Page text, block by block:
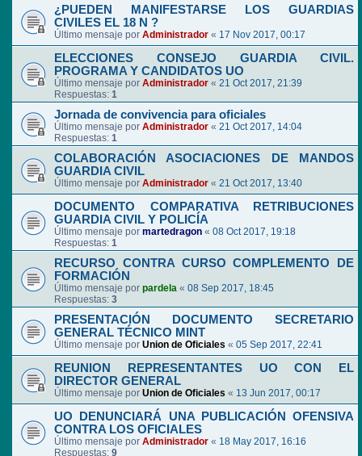
¿PUEDEN MANIFESTARSE LOS GUARDIAS
CIVILES EL 18 N ?
Último mensaje por Administrador « 17 Nov 2017, 00:17
ELECCIONES CONSEJO GUARDIA CIVIL.
PROGRAMA Y CANDIDATOS UO
Último mensaje por Administrador « 21 Oct 2017, 21:39
Respuestas: 1
Jornada de convivencia para oficiales
Último mensaje por Administrador « 21 Oct 2017, 14:04
Respuestas: 1
COLABORACIÓN ASOCIACIONES DE MANDOS
GUARDIA CIVIL
Último mensaje por Administrador « 21 Oct 2017, 13:40
DOCUMENTO COMPARATIVA RETRIBUCIONES
GUARDIA CIVIL Y POLICÍA
Último mensaje por martedragon « 08 Oct 2017, 19:18
Respuestas: 1
RECURSO CONTRA CURSO COMPLEMENTO DE
FORMACIÓN
Último mensaje por pardela « 08 Sep 2017, 18:45
Respuestas: 3
PRESENTACIÓN DOCUMENTO SECRETARIO
GENERAL TÉCNICO MINT
Último mensaje por Union de Oficiales « 05 Sep 2017, 22:41
REUNION REPRESENTANTES UO CON EL
DIRECTOR GENERAL
Último mensaje por Union de Oficiales « 13 Jun 2017, 00:17
UO DENUNCIARÁ UNA PUBLICACIÓN OFENSIVA
CONTRA LOS OFICIALES
Último mensaje por Administrador « 18 May 2017, 16:16
Respuestas: 9